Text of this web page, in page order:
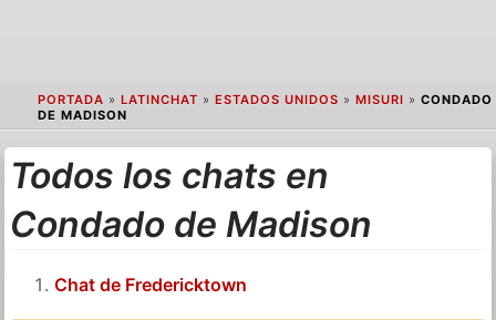
PORTADA » LATINCHAT » ESTADOS UNIDOS » MISURI » CONDADO
DE MADISON
Todos los chats en
Condado de Madison
Chat de Fredericktown